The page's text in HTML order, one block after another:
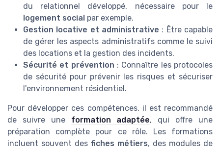
du relationnel développé, nécessaire pour le
logement social par exemple.
Gestion locative et administrative : Être capable
de gérer les aspects administratifs comme le suivi
des locations et la gestion des incidents.
Sécurité et prévention : Connaître les protocoles
de sécurité pour prévenir les risques et sécuriser
l'environnement résidentiel.
Pour développer ces compétences, il est recommandé
de suivre une formation adaptée, qui offre une
préparation complète pour ce rôle. Les formations
incluent souvent des fiches métiers, des modules de